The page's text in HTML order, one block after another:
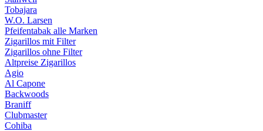
Tobajara
W.O. Larsen
Pfeifentabak alle Marken
Zigarillos mit Filter
Zigarillos ohne Filter
Altpreise Zigarillos
Agio
Al Capone
Backwoods
Braniff
Clubmaster
Cohiba